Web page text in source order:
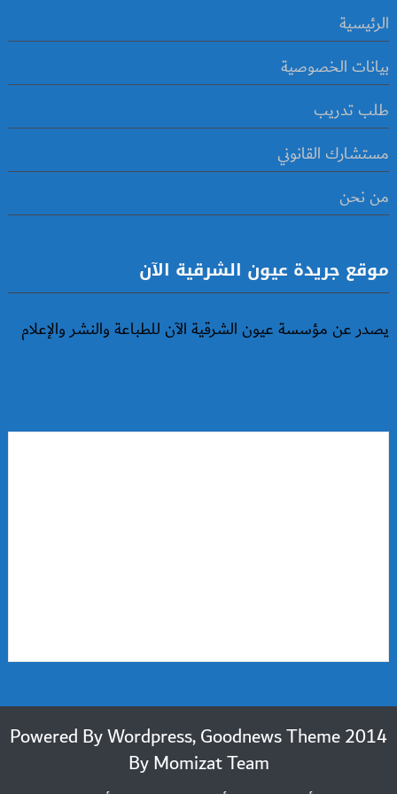
الرئيسية
بيانات الخصوصية
طلب تدريب
مستشارك القانوني
من نحن
موقع جريدة عيون الشرقية الآن
يصدر عن مؤسسة عيون الشرقية الآن للطباعة والنشر والإعلام
2014 Powered By Wordpress, Goodnews Theme
ByMomizat Team